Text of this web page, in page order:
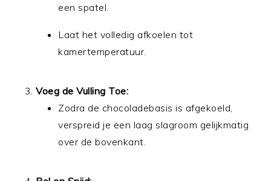
een spatel.
Laat het volledig afkoelen tot
kamertemperatuur.
Voeg de Vulling Toe:
Zodra de chocoladebasis is afgekoeld,
verspreid je een laag slagroom gelijkmatig
over de bovenkant.